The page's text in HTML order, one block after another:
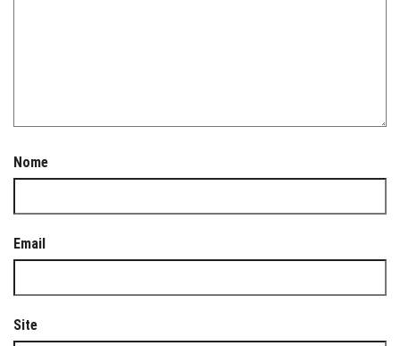
Nome
Email
Site